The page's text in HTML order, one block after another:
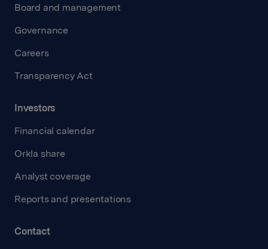
Board and management
Governance
Careers
Transparency Act
Investors
Financial calendar
Orkla share
Analyst coverage
Reports and presentations
Contact